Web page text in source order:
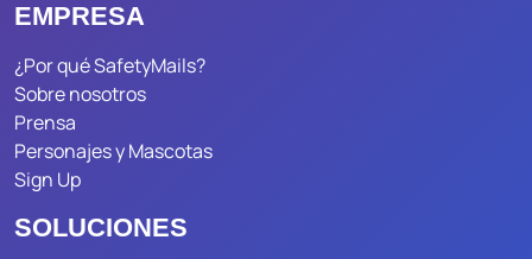
EMPRESA
¿Por qué SafetyMails?
Sobre nosotros
Prensa
Personajes y Mascotas
Sign Up
SOLUCIONES